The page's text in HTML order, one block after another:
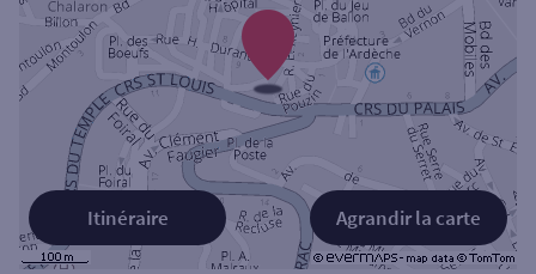
Agrandir la carte
Itinéraire